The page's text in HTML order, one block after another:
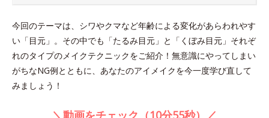
今回のテーマは、シワやクマなど年齢による変化があらわれやす
い「目元」。その中でも「たるみ目元」と「くぼみ目元」それぞ
れのタイプのメイクテクニックをご紹介！無意識にやってしまい
がちなNG例とともに、あなたのアイメイクを今一度学び直して
みましょう！
＼動画をチェック（10分55秒）／